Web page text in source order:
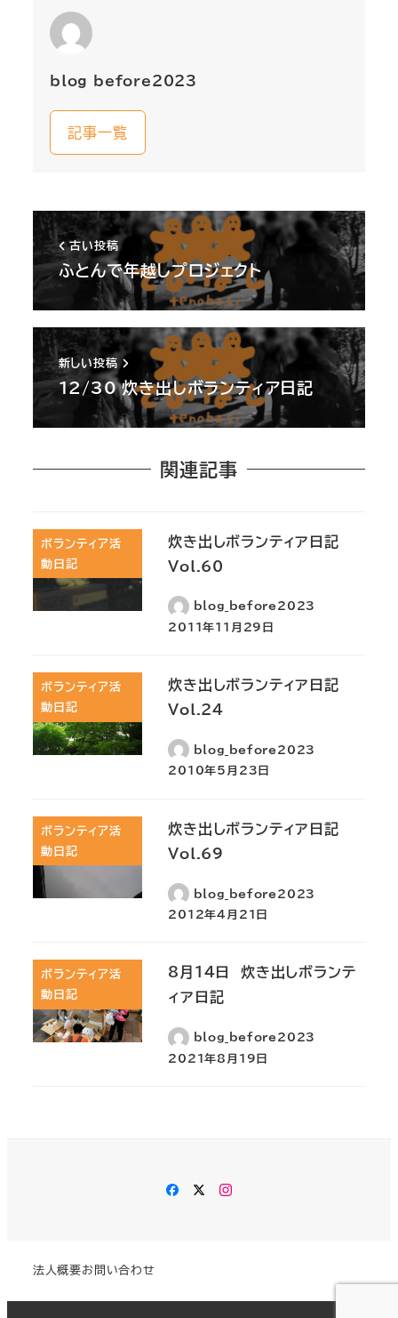
blog_before2023
記事一覧
古い投稿
ふとんで年越しプロジェクト
新しい投稿
12/30 炊き出しボランティア日記
関連記事
ボランティア活
動日記
炊き出しボランティア日記
Vol.60
blog_before2023
2011年11月29日
ボランティア活
動日記
炊き出しボランティア日記
Vol.24
blog_before2023
2010年5月23日
ボランティア活
動日記
炊き出しボランティア日記
Vol.69
blog_before2023
2012年4月21日
ボランティア活
動日記
8月14日 炊き出しボランテ
ィア日記
blog_before2023
2021年8月19日
Facebook
Twitter
Instagram
法人概要お問い合わせ